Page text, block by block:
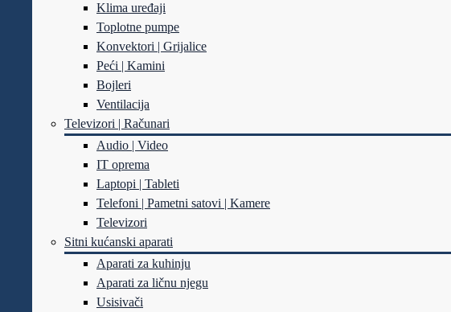
Klima uređaji
Toplotne pumpe
Konvektori | Grijalice
Peći | Kamini
Bojleri
Ventilacija
Televizori | Računari
Audio | Video
IT oprema
Laptopi | Tableti
Telefoni | Pametni satovi | Kamere
Televizori
Sitni kućanski aparati
Aparati za kuhinju
Aparati za ličnu njegu
Usisivači